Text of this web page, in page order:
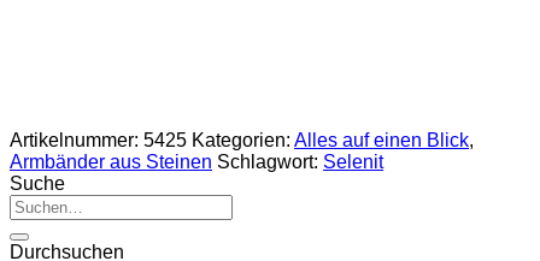
Artikelnummer: 5425 Kategorien: Alles auf einen Blick,
Armbänder aus Steinen Schlagwort: Selenit
Suche
Suche
nach:
Durchsuchen